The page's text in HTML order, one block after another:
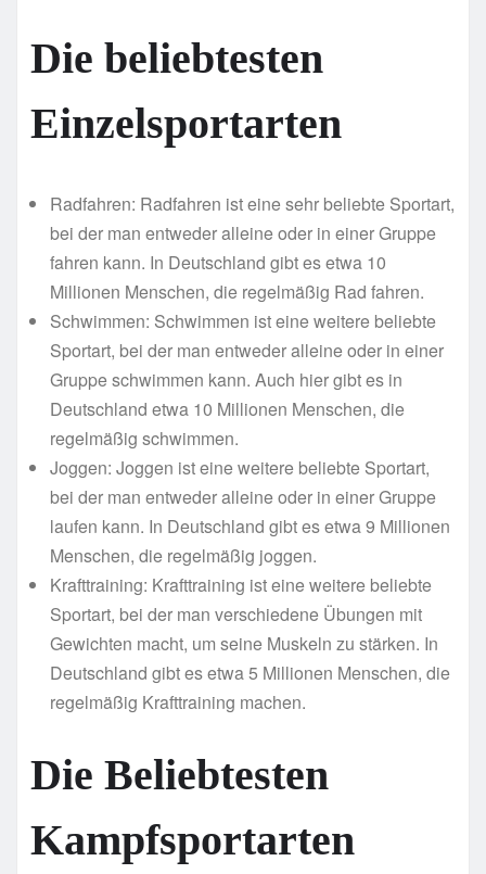
Die beliebtesten
Einzelsportarten
Radfahren: Radfahren ist eine sehr beliebte Sportart,
bei der man entweder alleine oder in einer Gruppe
fahren kann. In Deutschland gibt es etwa 10
Millionen Menschen, die regelmäßig Rad fahren.
Schwimmen: Schwimmen ist eine weitere beliebte
Sportart, bei der man entweder alleine oder in einer
Gruppe schwimmen kann. Auch hier gibt es in
Deutschland etwa 10 Millionen Menschen, die
regelmäßig schwimmen.
Joggen: Joggen ist eine weitere beliebte Sportart,
bei der man entweder alleine oder in einer Gruppe
laufen kann. In Deutschland gibt es etwa 9 Millionen
Menschen, die regelmäßig joggen.
Krafttraining: Krafttraining ist eine weitere beliebte
Sportart, bei der man verschiedene Übungen mit
Gewichten macht, um seine Muskeln zu stärken. In
Deutschland gibt es etwa 5 Millionen Menschen, die
regelmäßig Krafttraining machen.
Die Beliebtesten
Kampfsportarten